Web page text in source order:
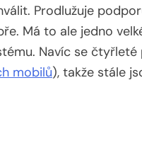
Prodlužuje
Má to ale jedno
Navíc se
mobilů), takže stále